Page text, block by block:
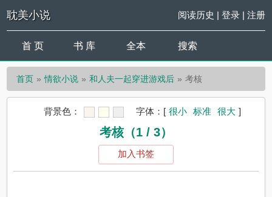
耽美小说 阅读历史 | 登录| 注册
首 页 书 库 全本 搜索
首页 情欲小说 和人夫一起穿进游戏后 考核
背景色： 字体： [ 很小 标准 很大 ]
考核（1 / 3）
加入书签